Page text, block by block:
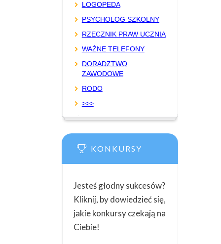
LOGOPEDA
PSYCHOLOG SZKOLNY
RZECZNIK PRAW UCZNIA
WAŻNE TELEFONY
DORADZTWO
ZAWODOWE
RODO
>>>
KONKURSY
Jesteś głodny sukcesów?
Kliknij, by dowiedzieć się,
jakie konkursy czekają na
Ciebie!